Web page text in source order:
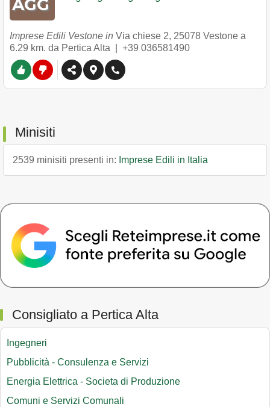
Imprese Edili Vestone in Via chiese 2, 25078 Vestone a
6.29 km. da Pertica Alta | +39 036581490
Minisiti
2539 minisiti presenti in: Imprese Edili in Italia
Consigliato a Pertica Alta
Ingegneri
Pubblicità - Consulenza e Servizi
Energia Elettrica - Societa di Produzione
Comuni e Servizi Comunali